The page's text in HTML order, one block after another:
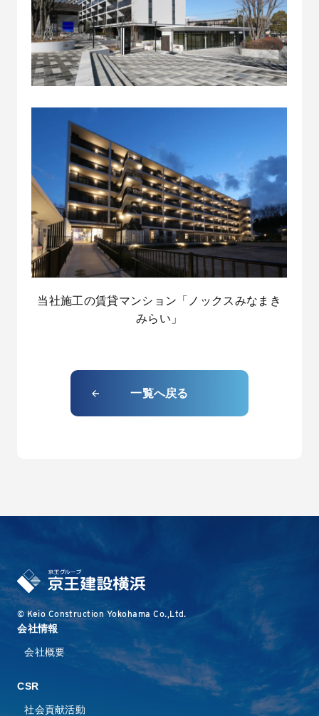
当社施工の賃貸マンション「ノックスみなまき
みらい」
一覧へ戻る
© Keio Construction Yokohama Co.,Ltd.
会社情報
会社概要
CSR
社会貢献活動